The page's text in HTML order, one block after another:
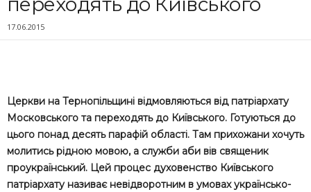
17.06.2015
Церкви на Тернопільщині відмовляються від патріархату
Московського та переходять до Київського. Готуються до
цього понад десять парафій області. Там прихожани хочуть
молитись рідною мовою, а служби аби вів священик
проукраїнський. Цей процес духовенство Київського
патріархату називає невідворотним в умовах українсько-